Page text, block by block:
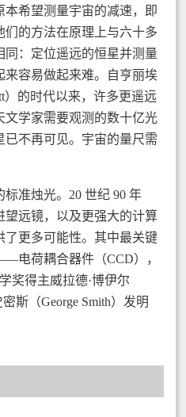
本希望测量宇宙的减速，即
的方法在原理上与六十多
：定位遥远的恒星并测量
来容易做起来难。自亨丽埃
）的时代以来，许多更遥远
文学家需要观测的数十亿光
不再可见。宇宙的量尺需
准烛光。20 世纪 90 年
远镜，以及更强大的计算
更多可能性。其中最关键
电荷耦合器件（CCD），
奖得主威拉德·博伊尔
斯（George Smith）发明